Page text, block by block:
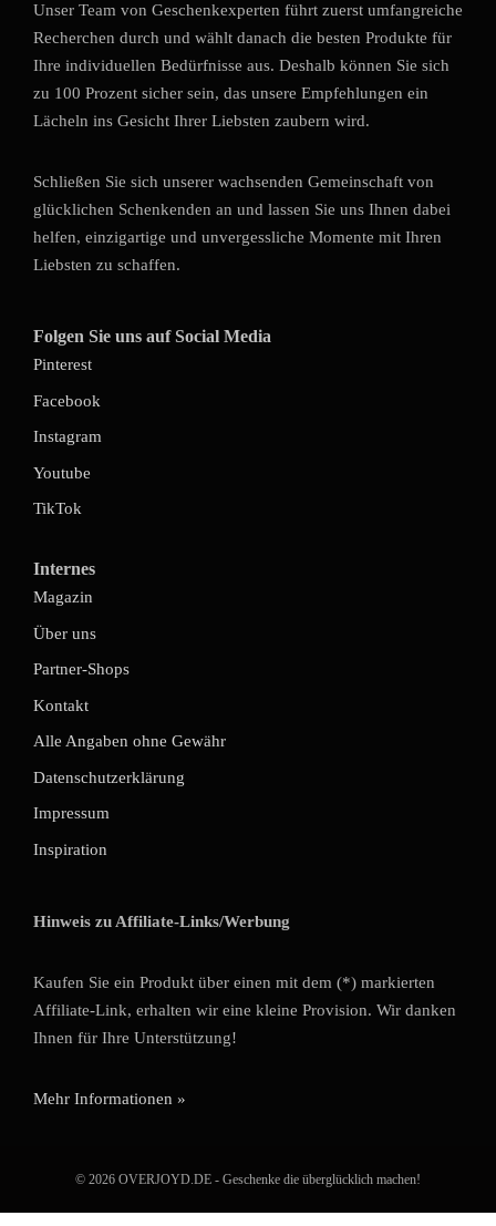
Unser Team von Geschenkexperten führt zuerst umfangreiche
Recherchen durch und wählt danach die besten Produkte für
Ihre individuellen Bedürfnisse aus. Deshalb können Sie sich
zu 100 Prozent sicher sein, das unsere Empfehlungen ein
Lächeln ins Gesicht Ihrer Liebsten zaubern wird.
Schließen Sie sich unserer wachsenden Gemeinschaft von
glücklichen Schenkenden an und lassen Sie uns Ihnen dabei
helfen, einzigartige und unvergessliche Momente mit Ihren
Liebsten zu schaffen.
Folgen Sie uns auf Social Media
Pinterest
Facebook
Instagram
Youtube
TikTok
Internes
Magazin
Über uns
Partner-Shops
Kontakt
Alle Angaben ohne Gewähr
Datenschutzerklärung
Impressum
Inspiration
Hinweis zu Affiliate-Links/Werbung
Kaufen Sie ein Produkt über einen mit dem (*) markierten
Affiliate-Link, erhalten wir eine kleine Provision. Wir danken
Ihnen für Ihre Unterstützung!
Mehr Informationen »
© 2026 OVERJOYD.DE - Geschenke die überglücklich machen!